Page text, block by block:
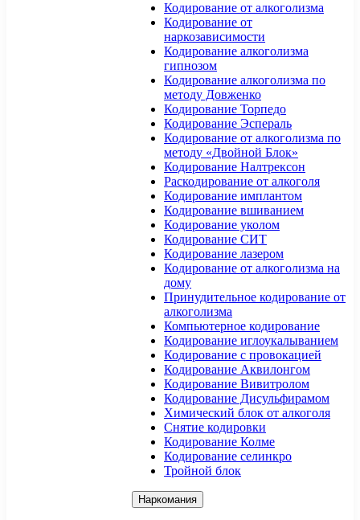
Кодирование от алкоголизма
Кодирование от
наркозависимости
Кодирование алкоголизма
гипнозом
Кодирование алкоголизма по
методу Довженко
Кодирование Торпедо
Кодирование Эспераль
Кодирование от алкоголизма по
методу «Двойной Блок»
Кодирование Налтрексон
Раскодирование от алкоголя
Кодирование имплантом
Кодирование вшиванием
Кодирование уколом
Кодирование СИТ
Кодирование лазером
Кодирование от алкоголизма на
дому
Принудительное кодирование от
алкоголизма
Компьютерное кодирование
Кодирование иглоукалыванием
Кодирование с провокацией
Кодирование Аквилонгом
Кодирование Вивитролом
Кодирование Дисульфирамом
Химический блок от алкоголя
Снятие кодировки
Кодирование Колме
Кодирование селинкро
Тройной блок
Наркомания